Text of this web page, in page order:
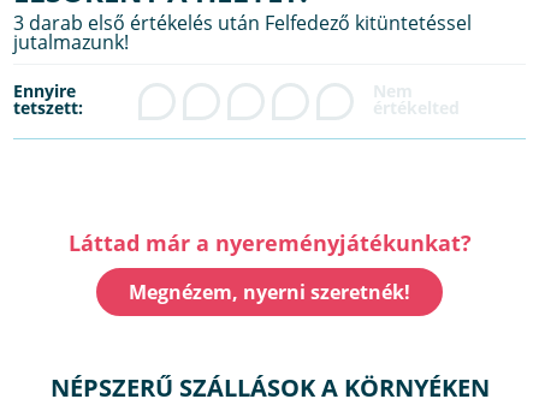
3 darab első értékelés után Felfedező kitüntetéssel
jutalmazunk!
Ennyire
tetszett:
Láttad már a nyereményjátékunkat?
Megnézem, nyerni szeretnék!
NÉPSZERŰ SZÁLLÁSOK A KÖRNYÉKEN